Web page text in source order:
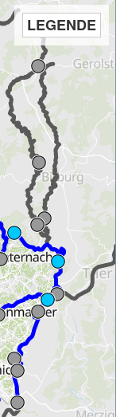
LEGENDE